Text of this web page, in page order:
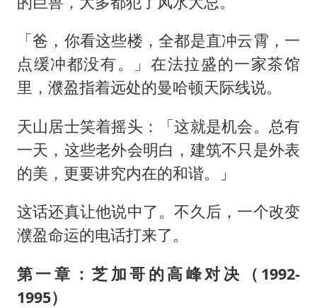
「爸，你看这些楼，全都是直冲云霄，一
点缓冲都没有。」在法拉盛的一家茶馆
里，濮盈指着远处的曼哈顿天际线说。
天山居士笑着摇头：「这就是机会。总有
一天，这些老外会明白，建筑不只是外表
的美，更要讲究内在的和谐。」
这话还真让他说中了。不久后，一个改变
濮盈命运的电话打来了。
第一章：芝加哥的高峰对决（1992-
1995）